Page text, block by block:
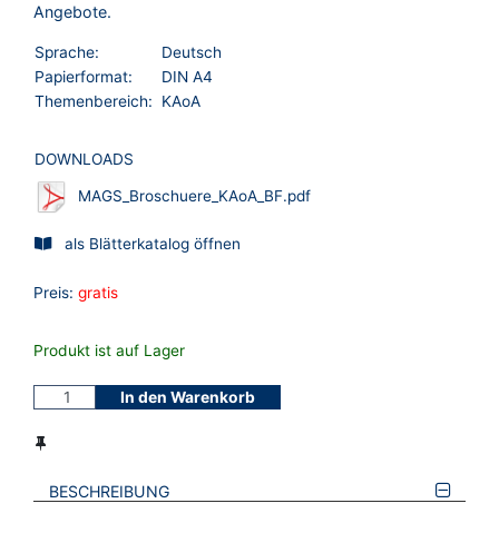
Angebote.
Sprache:
Deutsch
Papierformat:
DIN A4
Themenbereich:
KAoA
DOWNLOADS
MAGS_Broschuere_KAoA_BF.pdf
als Blätterkatalog öffnen
Preis: gratis
Produkt ist auf Lager
In den Warenkorb
BESCHREIBUNG